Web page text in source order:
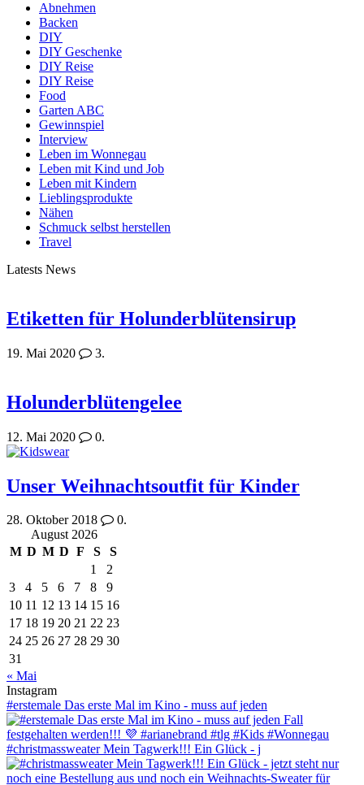
Abnehmen
Backen
DIY
DIY Geschenke
DIY Reise
DIY Reise
Food
Garten ABC
Gewinnspiel
Interview
Leben im Wonnegau
Leben mit Kind und Job
Leben mit Kindern
Lieblingsprodukte
Nähen
Schmuck selbst herstellen
Travel
Latests News
Etiketten für Holunderblütensirup
19. Mai 2020 3.
Holunderblütengelee
12. Mai 2020 0.
Unser Weihnachtsoutfit für Kinder
28. Oktober 2018
0.
August 2026
M D M D F S
S
1
2
3
4 5 6 7 8
9
10 11 12 13 14 15 16
17 18 19 20 21 22 23
24 25 26 27 28 29 30
31
« Mai
Instagram
#erstemale Das erste Mal im Kino - muss auf jeden
#christmassweater Mein Tagwerk!!! Ein Glück - j